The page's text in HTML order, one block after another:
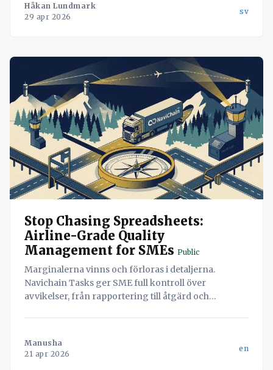
Håkan Lundmark
29 apr 2026
sv
Stop Chasing Spreadsheets:
Airline-Grade Quality
Management for SMEs Public
Marginalerna vinns och förloras i detaljerna.
Navichain Tasks ger SME full kontroll över
avvikelser, från rapportering till åtgärd och
Manusha
21 apr 2026
en